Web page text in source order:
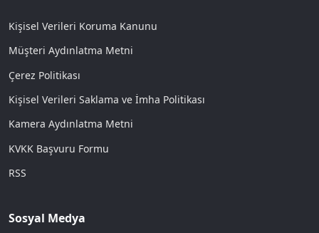
Kişisel Verileri Koruma Kanunu
Müşteri Aydınlatma Metni
Çerez Politikası
Kişisel Verileri Saklama ve İmha Politikası
Kamera Aydınlatma Metni
KVKK Başvuru Formu
RSS
Sosyal Medya